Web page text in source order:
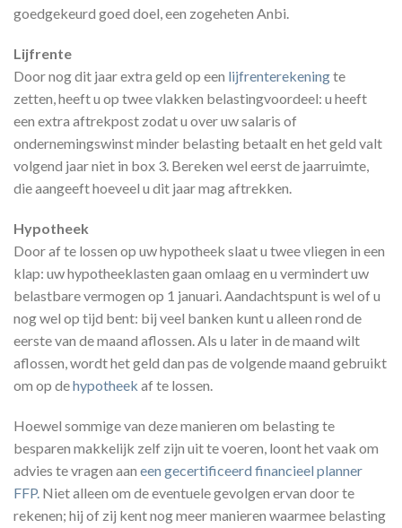
goedgekeurd goed doel, een zogeheten Anbi.
Lijfrente
Door nog dit jaar extra geld op een lijfrenterekeningte
zetten, heeft u op twee vlakken belastingvoordeel: u heeft
een extra aftrekpost zodat u over uw salaris of
ondernemingswinst minder belasting betaalt en het geld valt
volgend jaar niet in box 3. Bereken wel eerst de jaarruimte,
die aangeeft hoeveel u dit jaar mag aftrekken.
Hypotheek
Door af te lossen op uw hypotheek slaat u twee vliegen in een
klap: uw hypotheeklasten gaan omlaag en u vermindert uw
belastbare vermogen op 1 januari. Aandachtspunt is wel of u
nog wel op tijd bent: bij veel banken kunt u alleen rond de
eerste van de maand aflossen. Als u later in de maand wilt
aflossen, wordt het geld dan pas de volgende maand gebruikt
om op dehypotheek af te lossen.
Hoewel sommige van deze manieren om belasting te
besparen makkelijk zelf zijn uit te voeren, loont het vaak om
advies te vragen aan een gecertificeerd financieel planner
FFP. Niet alleen om de eventuele gevolgen ervan door te
rekenen; hij of zij kent nog meer manieren waarmee belasting